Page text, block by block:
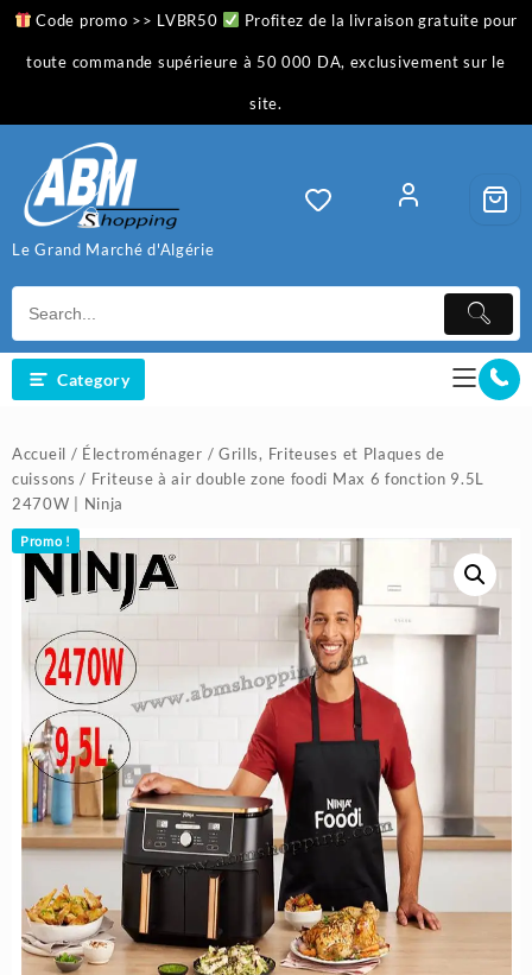
Skip
content
Code promo >> LVBR50 Profitez de la livraison gratuite pour
toute commande supérieure à 50 000 DA, exclusivement sur le
site.
Le Grand Marché d'Algérie
Category
Accueil / Électroménager / Grills, Friteuses et Plaques de
cuissons / Friteuse à air double zone foodi Max 6 fonction 9.5L
2470W | Ninja
Promo !